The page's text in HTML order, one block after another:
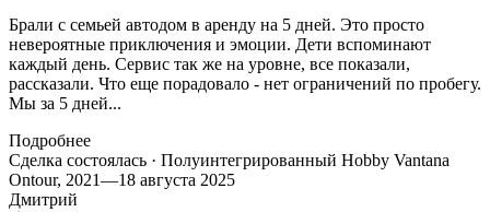
Брали с семьей автодом в аренду на 5 дней. Это просто
невероятные приключения и эмоции. Дети вспоминают
каждый день. Сервис так же на уровне, все показали,
рассказали. Что еще порадовало - нет ограничений по пробегу.
Мы за 5 дней...
Подробнее
Сделка состоялась · Полуинтегрированный Hobby Vantana
Ontour, 2021—18 августа 2025
Дмитрий